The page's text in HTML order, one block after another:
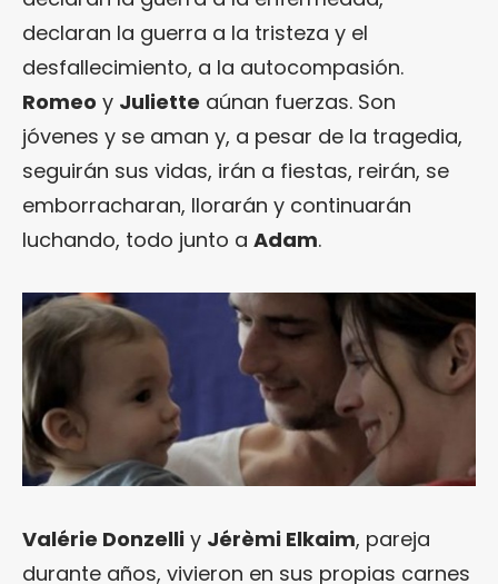
declaran la guerra a la tristeza y el
desfallecimiento, a la autocompasión.
Romeo y Juliette aúnan fuerzas. Son
jóvenes y se aman y, a pesar de la tragedia,
seguirán sus vidas, irán a fiestas, reirán, se
emborracharan, llorarán y continuarán
luchando, todo junto a Adam.
Valérie Donzelli y Jérèmi Elkaim, pareja
durante años, vivieron en sus propias carnes